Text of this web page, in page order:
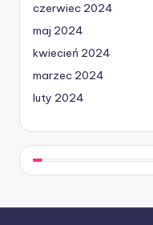
czerwiec 2024
maj 2024
kwiecień 2024
marzec 2024
luty 2024